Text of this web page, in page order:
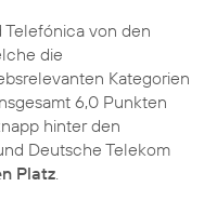
Telefónica von den
die
Kategorien
6,0 Punkten
hinter den
Deutsche Telekom
Platz